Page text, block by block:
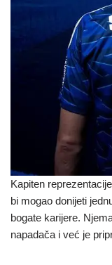
Kapiten
bi mogao donijeti
bogate karijere.
napadača i već je